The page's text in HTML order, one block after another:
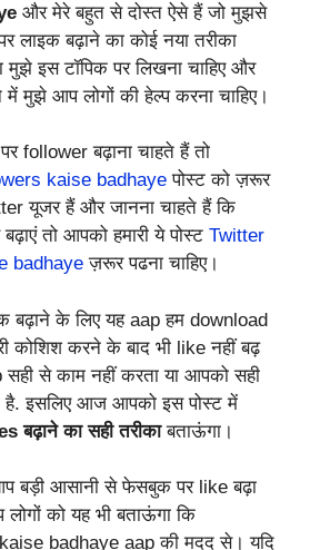
और मेरे बहुत से दोस्त ऐसे हैं जो मुझसे
लाइक बढ़ाने का कोई नया तरीका
मुझे इस टॉपिक पर लिखना चाहिए और
मुझे आप लोगों की हेल्प करना चाहिए।
पर follower बढ़ाना चाहते हैं तो
kaise badhaye पोस्ट को ज़रूर
यूजर हैं और जानना चाहते हैं कि
तो आपको हमारी ये पोस्ट Twitter
badhayeज़रूर पढना चाहिए।
बढ़ाने के लिए यह aap हम download
कोशिश करने के बाद भी like नहीं बढ़
सही से काम नहीं करता या आपको सही
इसलिए आज आपको इस पोस्ट में
बढ़ानेका सही तरीकाबताऊंगा।
बड़ी आसानी से फेसबुक पर like बढ़ा
को यह भी बताऊंगा कि
badhaye aap की मदद से। यदि